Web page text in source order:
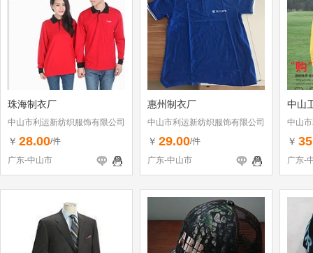
珠海制衣厂
中山市利运新纺织服饰有限公司
￥ 28.00/件
广东-中山市
惠州制衣厂
中山市利运新纺织服饰有限公司
￥ 29.00/件
广东-中山市
中山
中山
￥
广东-